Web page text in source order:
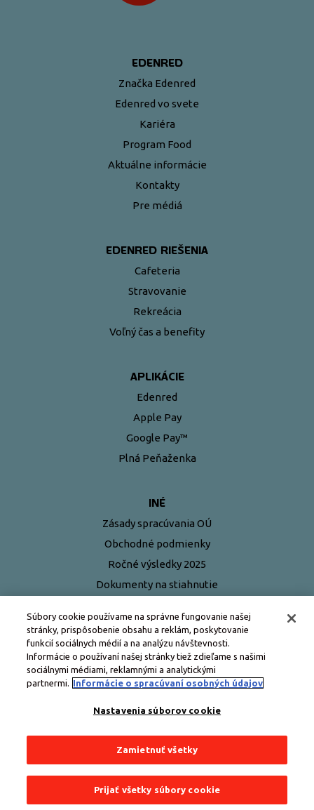
EDENRED
Značka Edenred
Edenred vo svete
Kariéra
Program Food
Aktuálne informácie
Kontakty
Pre médiá
EDENRED RIEŠENIA
Cafeteria
Stravovanie
Rekreácia
Voľný čas a benefity
APLIKÁCIE
Edenred
Apple Pay
Google Pay™
Plná Peňaženka
INÉ
Zásady spracúvania OÚ
Obchodné podmienky
Ročné výsledky 2025
Dokumenty na stiahnutie
Všetky práva vyhradené © Edenred Slovensko
Súbory cookie používame na správne fungovanie našej
stránky, prispôsobenie obsahu a reklám, poskytovanie
funkcií sociálnych médií a na analýzu návštevnosti.
Informácie o používaní našej stránky tiež zdieľame s našimi
sociálnymi médiami, reklamnými a analytickými
partnermi. Informácie o spracúvaní osobných údajov
Nastavenia súborov cookie
Zamietnuť všetky
Prijať všetky súbory cookie